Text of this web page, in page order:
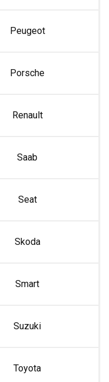
Peugeot
Porsche
Renault
Saab
Seat
Skoda
Smart
Suzuki
Toyota